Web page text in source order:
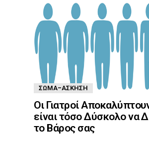
ΣΏΜΑ-ΆΣΚΗΣΗ
Οι Γιατροί
είναι τόσο Δύσκολο να
το Βάρος σας